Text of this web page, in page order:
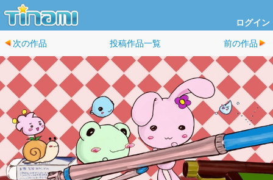
ログイン
次の作品 投稿作品一覧 前の作品